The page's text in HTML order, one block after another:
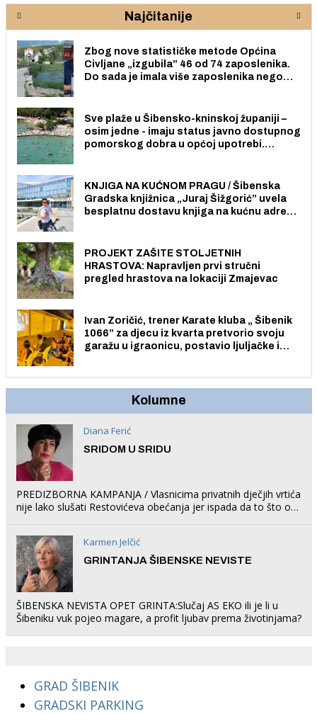
Najčitanije
Zbog nove statističke metode Općina
Civljane „izgubila” 46 od 74 zaposlenika.
Do sada je imala više zaposlenika nego
Sve plaže u Šibensko-kninskoj županiji –
osim jedne - imaju status javno dostupnog
pomorskog dobra u općoj upotrebi.
KNJIGA NA KUĆNOM PRAGU / Šibenska
Gradska knjižnica „Juraj Šižgorić” uvela
besplatnu dostavu knjiga na kućnu adresu
PROJEKT ZAŠITE STOLJETNIH
HRASTOVA: Napravljen prvi stručni
pregled hrastova na lokaciji Zmajevac
Ivan Zoričić, trener Karate kluba „ Šibenik
1066” za djecu iz kvarta pretvorio svoju
garažu u igraonicu, postavio ljuljačke i
Kolumne
Diana Ferić
SRIDOM U SRIDU
PREDIZBORNA KAMPANJA / Vlasnicima privatnih dječjih vrtića
nije lako slušati Restovićeva obećanja jer ispada da to što oni
Karmen Jelčić
GRINTANJA ŠIBENSKE NEVISTE
ŠIBENSKA NEVISTA OPET GRINTA:Slučaj AS EKO ili je li u
Šibeniku vuk pojeo magare, a profit ljubav prema životinjama?
GRAD ŠIBENIK
GRADSKI PARKING